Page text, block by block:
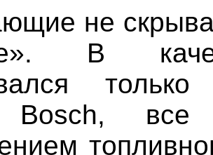
не
В
только
Bosch, все